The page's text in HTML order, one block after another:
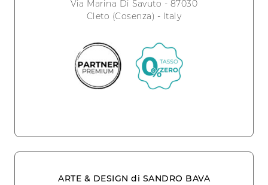
Via Marina Di Savuto - 87030
Cleto (Cosenza) - Italy
ARTE & DESIGN di SANDRO BAVA